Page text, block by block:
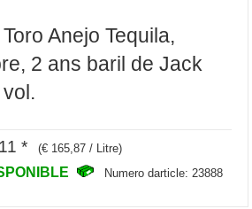
Anejo Tequila,
2 ans baril de Jack
* (€ 165,87 / Litre)
Numero darticle: 23888